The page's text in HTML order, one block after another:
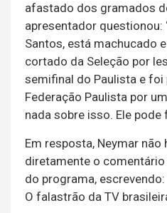
afastado dos gramados
apresentador questionou:
Santos, está machucado
cortado da Seleção por
semifinal do Paulista e foi
Federação Paulista por
nada sobre isso. Ele pode
Em resposta, Neymar não
diretamente o
do programa, escrevendo:
O falastrão da TV